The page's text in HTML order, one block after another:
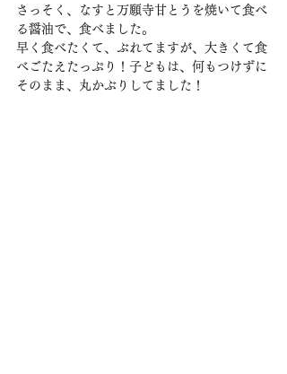
さっそく、なすと万願寺甘とうを焼いて食べ
る醤油で、食べました。
早く食べたくて、ぶれてますが、大きくて食
べごたえたっぷり！子どもは、何もつけずに
そのまま、丸かぶりしてました！